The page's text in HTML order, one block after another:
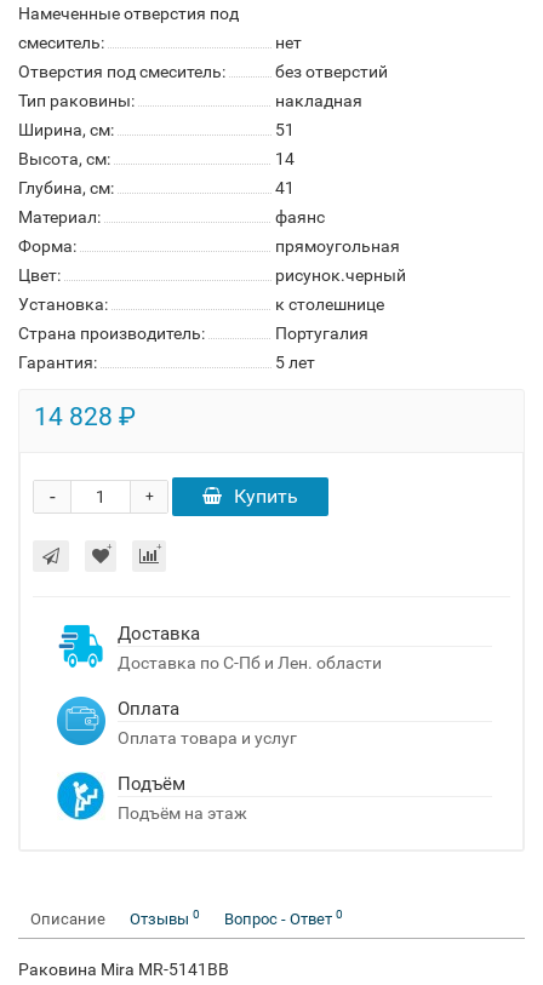
Намеченные отверстия под
смеситель:
нет
Отверстия под смеситель:
без отверстий
Тип раковины:
накладная
Ширина, см:
51
Высота, см:
14
Глубина, см:
41
Материал:
фаянс
Форма:
прямоугольная
Цвет:
рисунок.черный
Установка:
к столешнице
Страна производитель:
Португалия
Гарантия:
5 лет
14 828 ₽
+
- Купить
Доставка
Доставка по С-Пб и Лен. области
Оплата
Оплата товара и услуг
Подъём
Подъём на этаж
Описание Отзывы 0 Вопрос - Ответ 0
Раковина Mira MR-5141BB